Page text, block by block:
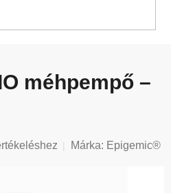
méhpempő –
Márka: Epigemic®